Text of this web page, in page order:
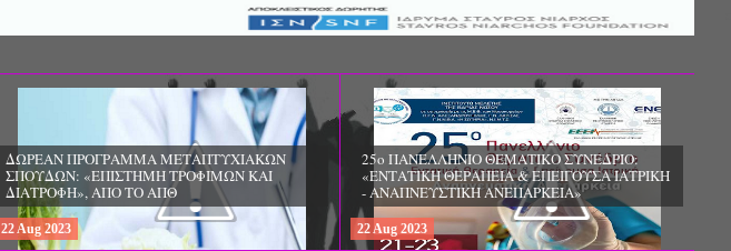
ΔΩΡΕΑΝ ΠΡΟΓΡΑΜΜΑ ΜΕΤΑΠΤΥΧΙΑΚΩΝ
ΣΠΟΥΔΩΝ: «ΕΠΙΣΤΗΜΗ ΤΡΟΦΙΜΩΝ ΚΑΙ
ΔΙΑΤΡΟΦΗ», ΑΠΟ ΤΟ ΑΠΘ
22Aug 2023
25ο ΠΑΝΕΛΛΗΝΙΟ ΘΕΜΑΤΙΚΟ ΣΥΝΕΔΡΙΟ:
«ΕΝΤΑΤΙΚΗ ΘΕΡΑΠΕΙΑ & ΕΠΕΙΓΟΥΣΑ ΙΑΤΡΙΚΗ
- ΑΝΑΠΝΕΥΣΤΙΚΗ ΑΝΕΠΑΡΚΕΙΑ»
22Aug 2023